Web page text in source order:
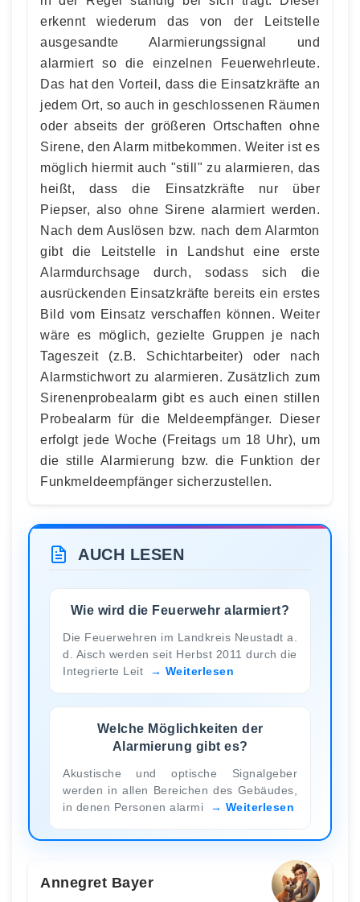
erkennt wiederum das von der Leitstelle
ausgesandte Alarmierungssignal und
alarmiert so die einzelnen Feuerwehrleute.
Das hat den Vorteil, dass die Einsatzkräfte an
jedem Ort, so auch in geschlossenen Räumen
oder abseits der größeren Ortschaften ohne
Sirene, den Alarm mitbekommen. Weiter ist es
möglich hiermit auch "still" zu alarmieren, das
heißt, dass die Einsatzkräfte nur über
Piepser, also ohne Sirene alarmiert werden.
Nach dem Auslösen bzw. nach dem Alarmton
gibt die Leitstelle in Landshut eine erste
Alarmdurchsage durch, sodass sich die
ausrückenden Einsatzkräfte bereits ein erstes
Bild vom Einsatz verschaffen können. Weiter
wäre es möglich, gezielte Gruppen je nach
Tageszeit (z.B. Schichtarbeiter) oder nach
Alarmstichwort zu alarmieren. Zusätzlich zum
Sirenenprobealarm gibt es auch einen stillen
Probealarm für die Meldeempfänger. Dieser
erfolgt jede Woche (Freitags um 18 Uhr), um
die stille Alarmierung bzw. die Funktion der
Funkmeldeempfänger sicherzustellen.
AUCH LESEN
Wie wird die Feuerwehr alarmiert?
Die Feuerwehren im Landkreis Neustadt a.
d. Aisch werden seit Herbst 2011 durch die
Integrierte Leit
Weiterlesen
Welche Möglichkeiten der
Alarmierung gibt es?
Akustische und optische Signalgeber
werden in allen Bereichen des Gebäudes,
in denen Personen alarmi
Weiterlesen
Annegret Bayer